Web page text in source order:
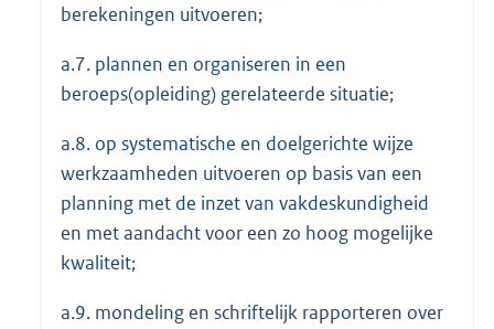
berekeningen uitvoeren;
a.7. plannen en organiseren in een
beroeps(opleiding) gerelateerde situatie;
a.8. op systematische en doelgerichte wijze
werkzaamheden uitvoeren op basis van een
planning met de inzet van vakdeskundigheid
en met aandacht voor een zo hoog mogelijke
kwaliteit;
a.9. mondeling en schriftelijk rapporteren over